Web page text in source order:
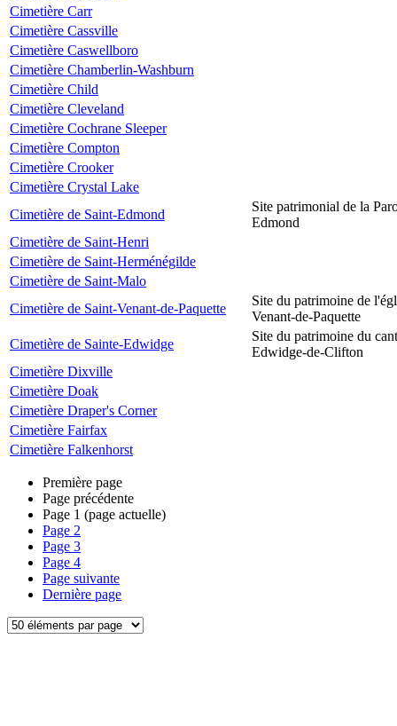
Cimetière Carr
Cimetière Cassville
Cimetière Caswellboro
Cimetière Chamberlin-Washburn
Cimetière Child
Cimetière Cleveland
Cimetière Cochrane Sleeper
Cimetière Compton
Cimetière Crooker
Cimetière Crystal Lake
Cimetière de Saint-Edmond
Site patrimonial de la
Edmond
Cimetière de Saint-Henri
Cimetière de Saint-Herménégilde
Cimetière de Saint-Malo
Cimetière de Saint-Venant-de-Paquette
Site du patrimoine de
Venant-de-Paquette
Cimetière de Sainte-Edwidge
Site du patrimoine du
Edwidge-de-Clifton
Cimetière Dixville
Cimetière Doak
Cimetière Draper's Corner
Cimetière Fairfax
Cimetière Falkenhorst
Première page
Page précédente
Page 1 (page actuelle)
Page 2
Page 3
Page 4
Page suivante
Dernière page